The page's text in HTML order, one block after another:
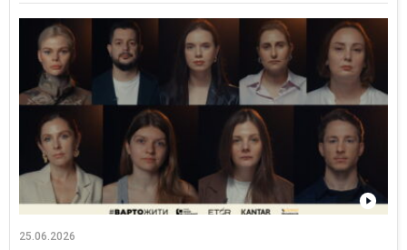
25.06.2026